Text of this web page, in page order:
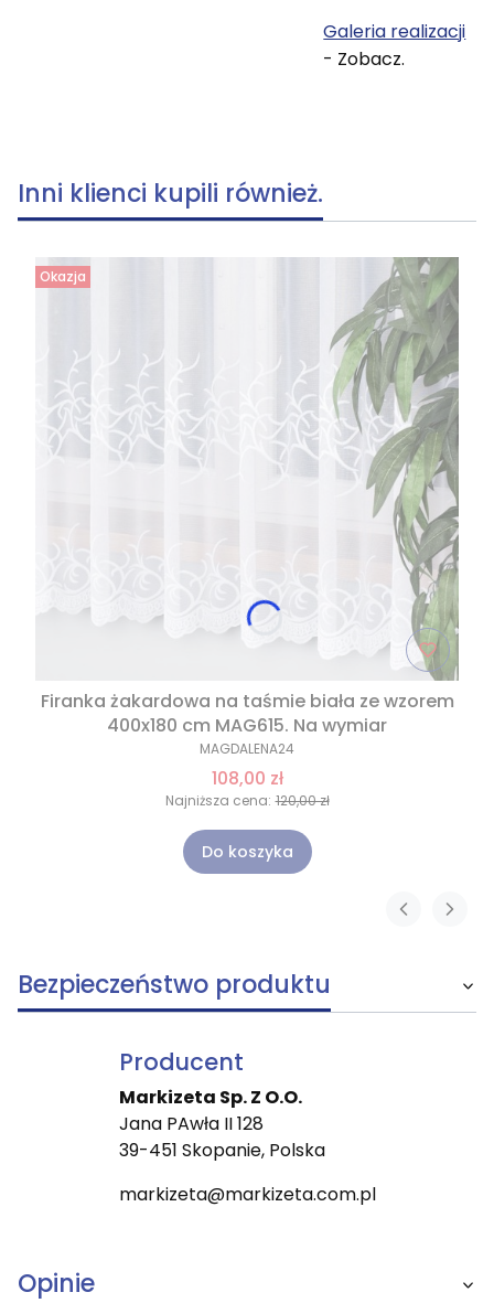
Galeria realizacji
- Zobacz.
Inni klienci kupili również.
Okazja
Firanka żakardowa na taśmie biała ze wzorem
400x180 cm MAG615. Na wymiar
MAGDALENA24
108,00 zł
Najniższa cena: 120,00 zł
Do koszyka
Bezpieczeństwo produktu
Producent
Markizeta Sp. Z O.O.
Jana PAwła II 128
39-451 Skopanie, Polska
markizeta@markizeta.com.pl
Opinie